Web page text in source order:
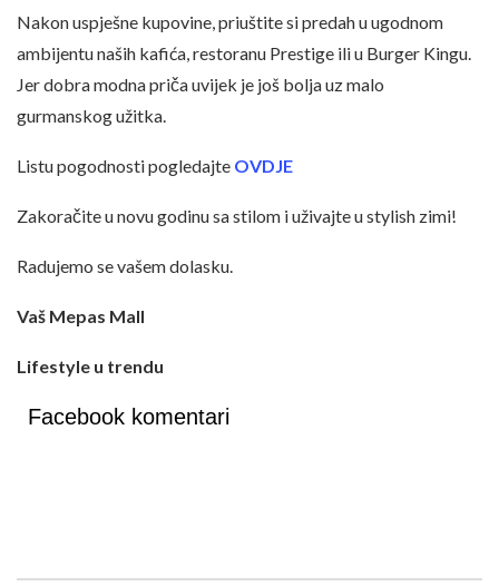
Nakon uspješne kupovine, priuštite si predah u ugodnom
ambijentu naših kafića, restoranu Prestige ili u Burger Kingu.
Jer dobra modna priča uvijek je još bolja uz malo
gurmanskog užitka.
Listu pogodnosti pogledajte OVDJE
Zakoračite u novu godinu sa stilom i uživajte u stylish zimi!
Radujemo se vašem dolasku.
Vaš Mepas Mall
Lifestyle u trendu
Facebook komentari